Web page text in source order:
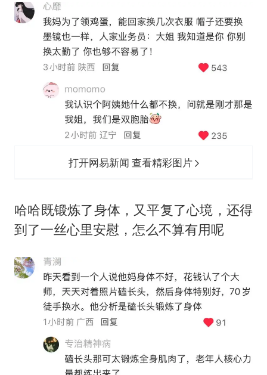
打开网易新闻 查看精彩图片
‬哈哈既锻炼了身体，又平复了心境，还得
到了一丝心里安慰，怎么不算有用呢